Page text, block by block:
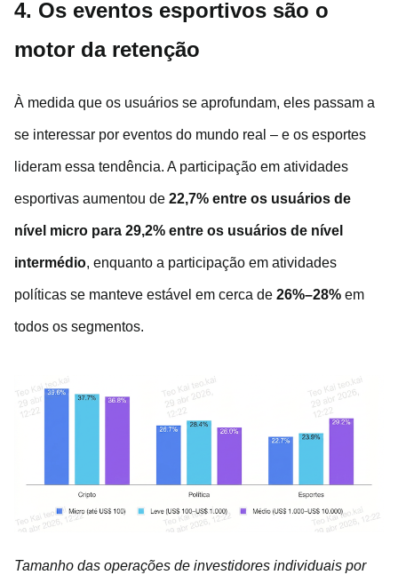
4. Os eventos esportivos são o
motor da retenção
À medida que os usuários se aprofundam, eles passam a
se interessar por eventos do mundo real – e os esportes
lideram essa tendência. A participação em atividades
esportivas aumentou de 22,7% entre os usuários de
nível micro para 29,2% entre os usuários de nível
intermédio, enquanto a participação em atividades
políticas se manteve estável em cerca de 26%–28% em
todos os segmentos.
Tamanho das operações de investidores individuais por